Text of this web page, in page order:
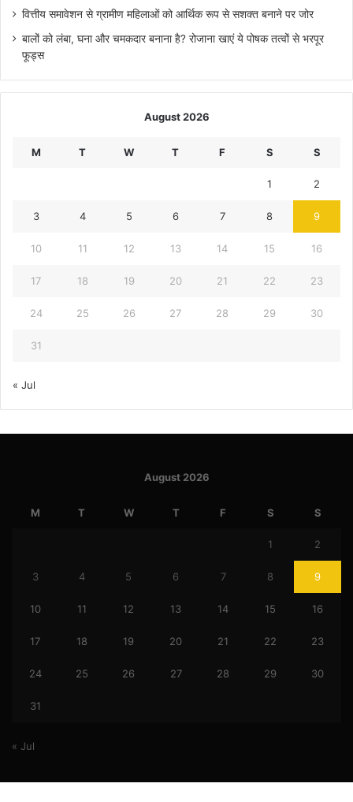
वित्तीय समावेशन से ग्रामीण महिलाओं को आर्थिक रूप से सशक्त बनाने पर जोर
बालों को लंबा, घना और चमकदार बनाना है? रोजाना खाएं ये पोषक तत्वों से भरपूर
फूड्स
August 2026
M T W T F S S
1 2
3 4 5 6 7 8 9
10 11 12 13 14 15 16
17 18 19 20 21 22 23
24 25 26 27 28 29 30
31
« Jul
August 2026
M T W T F S S
1 2
3 4 5 6 7 8 9
10 11 12 13 14 15 16
17 18 19 20 21 22 23
24 25 26 27 28 29 30
31
« Jul